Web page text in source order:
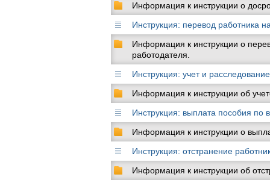
Информация к инструкции о
Инструкция: перевод работника
Информация к инструкции о
работодателя.
Инструкция: учет и
Информация к инструкции об
Инструкция: выплата пособия по
Информация к инструкции о
Инструкция: отстранение
Информация к инструкции об